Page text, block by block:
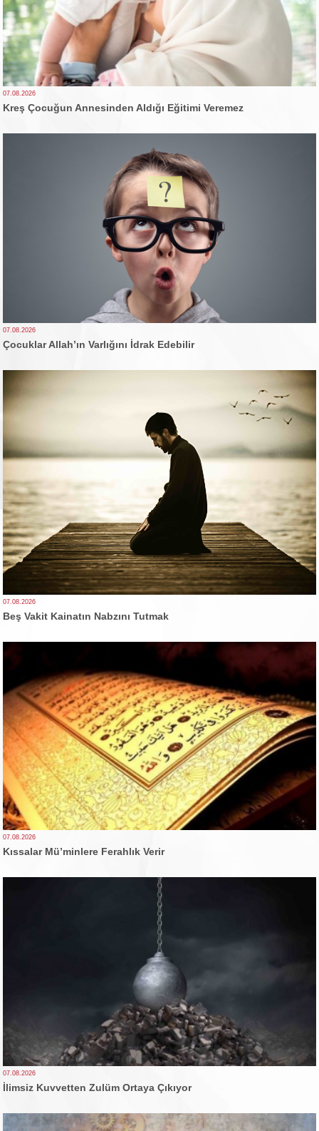
07.08.2026
Kreş Çocuğun Annesinden Aldığı Eğitimi Veremez
07.08.2026
Çocuklar Allah’ın Varlığını İdrak Edebilir
07.08.2026
Beş Vakit Kainatın Nabzını Tutmak
07.08.2026
Kıssalar Mü’minlere Ferahlık Verir
07.08.2026
İlimsiz Kuvvetten Zulüm Ortaya Çıkıyor